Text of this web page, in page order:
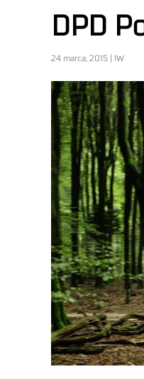
DPD
24 marca, 2015 | IW